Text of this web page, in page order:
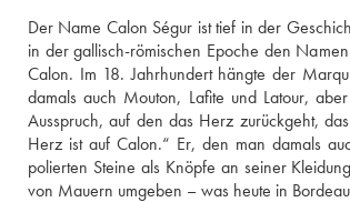
Der Name Calon Ségur ist tief in der
in der gallisch-römischen Epoche den
Calon. Im 18. Jahrhundert hängte der
damals auch Mouton, Lafite und Latour,
Ausspruch, auf den das Herz zurückgeht,
Herz ist auf Calon.“ Er, den man damals
polierten Steine als Knöpfe an seiner
von Mauern umgeben – was heute in